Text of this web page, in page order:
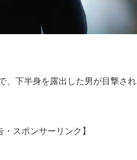
下半身を露出した男が目撃され
・スポンサーリンク】